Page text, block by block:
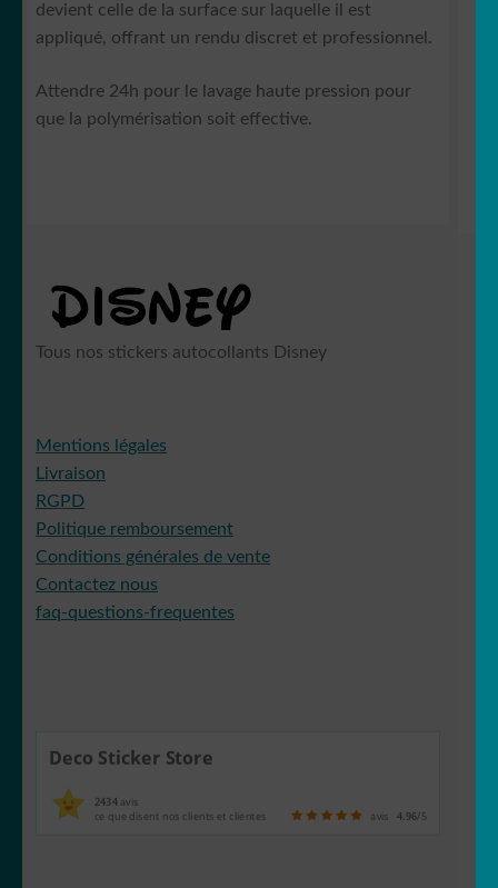
devient celle de la surface sur laquelle il est
appliqué, offrant un rendu discret et professionnel.
Attendre 24h pour le lavage haute pression pour
que la polymérisation soit effective.
Tous nos stickers autocollants Disney
Mentions légales
Livraison
RGPD
Politique remboursement
Conditions générales de vente
Contactez nous
faq-questions-frequentes
Deco Sticker Store
2434avis
ce que disent nos clients et clientes avis 4.96/5